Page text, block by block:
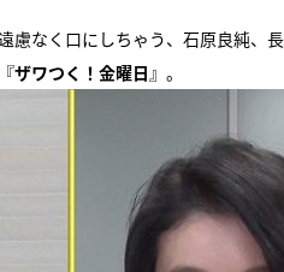
慮なく口にしちゃう、石原良純、
ザワつく！金曜日』。